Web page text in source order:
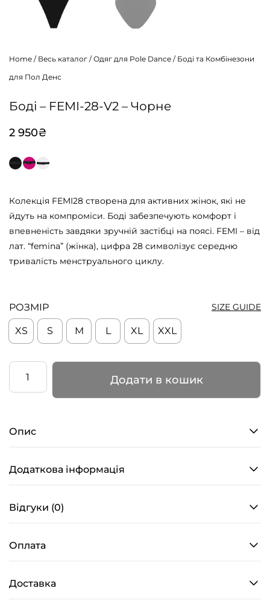
Home / Весь каталог / Одяг для Pole Dance / Боді та Комбінезони
для Пол Денс
Боді – FEMI-28-V2 – Чорне
2 950₴
Колекція FEMI28 створена для активних жінок, які не
йдуть на компроміси. Боді забезпечують комфорт і
впевненість завдяки зручній застібці на поясі. FEMI – від
лат. “femina” (жінка), цифра 28 символізує середню
тривалість менструального циклу.
SIZE GUIDE
РОЗМІР
XS S M L XL XXL
V2
–
Чорне
кількість
Додати в кошик
Опис
Додаткова інформація
Відгуки (0)
Оплата
Доставка